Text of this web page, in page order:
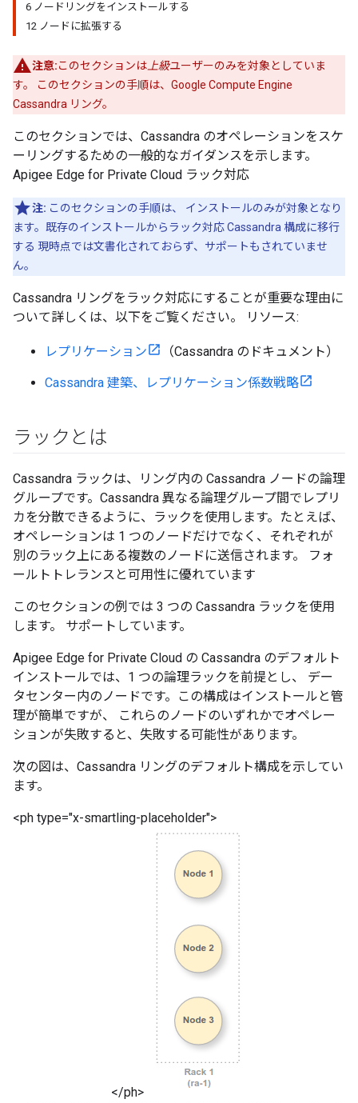
6 ノードリングをインストールする
12 ノードに拡張する
注意:このセクションは 上級ユーザーのみを対象としていま
す。 このセクションの手順は、Google Compute Engine
Cassandra リング。
このセクションでは、Cassandra のオペレーションをスケ
ーリングするための一般的なガイダンスを示します。
Apigee Edge for Private Cloud ラック対応
注: このセクションの手順は、 インストールのみが対象となり
ます。既存のインストールからラック対応 Cassandra 構成に移行
する 現時点では文書化されておらず、サポートもされていませ
ん。
Cassandra リングをラック対応にすることが重要な理由に
ついて詳しくは、以下をご覧ください。 リソース:
レプリケーション （Cassandra のドキュメント）
Cassandra 建築、レプリケーション係数戦略
ラックとは
Cassandra ラックは、リング内の Cassandra ノードの論理
グループです。Cassandra 異なる論理グループ間でレプリ
カを分散できるように、ラックを使用します。たとえば、
オペレーションは 1 つのノードだけでなく、それぞれが
別のラック上にある複数のノードに送信されます。 フォ
ールトトレランスと可用性に優れています
このセクションの例では 3 つの Cassandra ラックを使用
します。 サポートしています。
Apigee Edge for Private Cloud の Cassandra のデフォルト
インストールでは、1 つの論理ラックを前提とし、 デー
タセンター内のノードです。この構成はインストールと管
理が簡単ですが、 これらのノードのいずれかでオペレー
ションが失敗すると、失敗する可能性があります。
次の図は、Cassandra リングのデフォルト構成を示してい
ます。
<ph type="x-smartling-placeholder">
</ph>